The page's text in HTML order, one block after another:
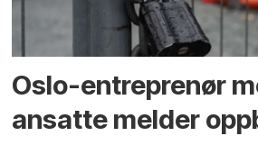
Oslo-entreprenør
ansatte melder